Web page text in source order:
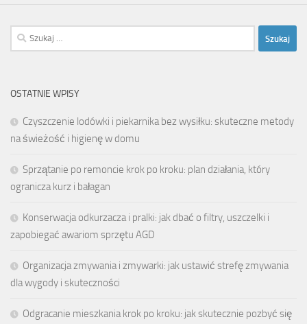
Szukaj:
OSTATNIE WPISY
Czyszczenie lodówki i piekarnika bez wysiłku: skuteczne metody
na świeżość i higienę w domu
Sprzątanie po remoncie krok po kroku: plan działania, który
ogranicza kurz i bałagan
Konserwacja odkurzacza i pralki: jak dbać o filtry, uszczelki i
zapobiegać awariom sprzętu AGD
Organizacja zmywania i zmywarki: jak ustawić strefę zmywania
dla wygody i skuteczności
Odgracanie mieszkania krok po kroku: jak skutecznie pozbyć się